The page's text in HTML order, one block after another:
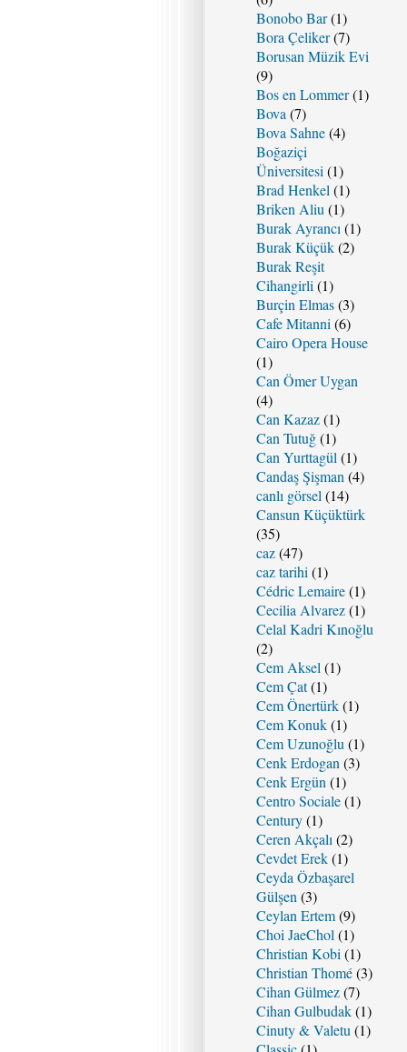
Bonobo Bar(1)
Bora Çeliker(7)
Borusan Müzik Evi
(9)
Bos en Lommer(1)
Bova (7)
Bova Sahne(4)
Boğaziçi
Üniversitesi (1)
Brad Henkel (1)
Briken Aliu (1)
Burak Ayrancı (1)
Burak Küçük(2)
Burak Reşit
Cihangirli (1)
Burçin Elmas(3)
Cafe Mitanni (6)
Cairo Opera House
(1)
Can Ömer Uygan
(4)
Can Kazaz(1)
Can Tutuğ(1)
Can Yurttagül (1)
Candaş Şişman (4)
canlı görsel (14)
Cansun Küçüktürk
(35)
caz(47)
caz tarihi (1)
Cédric Lemaire(1)
Cecilia Alvarez(1)
Celal Kadri Kınoğlu
(2)
Cem Aksel (1)
Cem Çat(1)
Cem Önertürk(1)
Cem Konuk(1)
Cem Uzunoğlu (1)
Cenk Erdogan (3)
Cenk Ergün (1)
Centro Sociale(1)
Century(1)
Ceren Akçalı (2)
Cevdet Erek(1)
Ceyda Özbaşarel
Gülşen (3)
Ceylan Ertem(9)
Choi JaeChol (1)
Christian Kobi (1)
Christian Thomé(3)
Cihan Gülmez(7)
Cihan Gulbudak(1)
Cinuty & Valetu (1)